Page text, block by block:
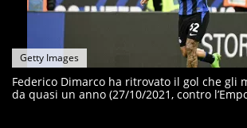
Getty Images
Federico Dimarco ha ritrovato il gol che gli
da quasi un anno (27/10/2021, contro